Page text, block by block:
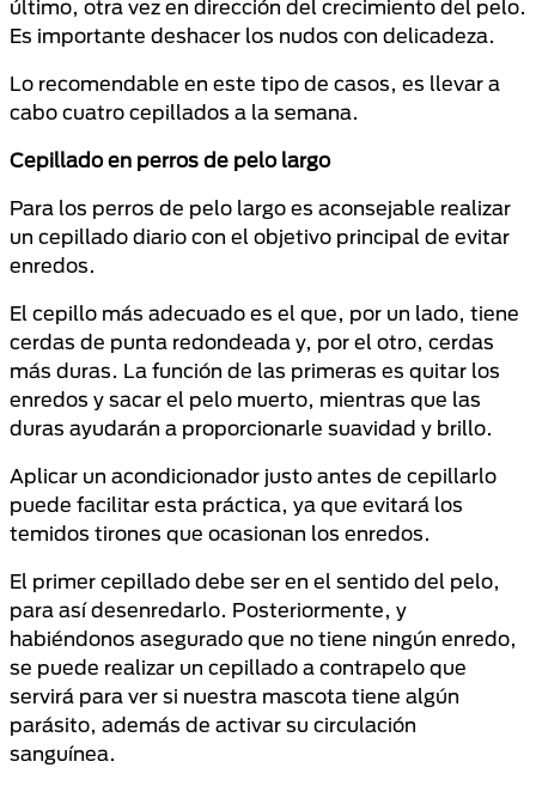
último, otra vez en dirección del crecimiento del pelo.
Es importante deshacer los nudos con delicadeza.
Lo recomendable en este tipo de casos, es llevar a
cabo cuatro cepillados a la semana.
Cepillado en perros de pelo largo
Para los perros de pelo largo es aconsejable realizar
un cepillado diario con el objetivo principal de evitar
enredos.
El cepillo más adecuado es el que, por un lado, tiene
cerdas de punta redondeada y, por el otro, cerdas
más duras. La función de las primeras es quitar los
enredos y sacar el pelo muerto, mientras que las
duras ayudarán a proporcionarle suavidad y brillo.
Aplicar un acondicionador justo antes de cepillarlo
puede facilitar esta práctica, ya que evitará los
temidos tirones que ocasionan los enredos.
El primer cepillado debe ser en el sentido del pelo,
para así desenredarlo. Posteriormente, y
habiéndonos asegurado que no tiene ningún enredo,
se puede realizar un cepillado a contrapelo que
servirá para ver si nuestra mascota tiene algún
parásito, además de activar su circulación
sanguínea.